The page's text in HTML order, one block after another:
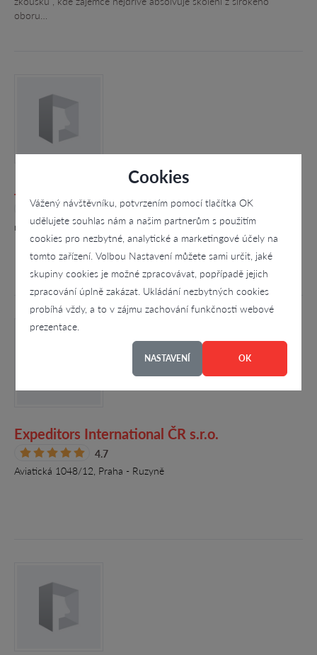
Cookies
Vážený návštěvníku, potvrzením pomocí tlačítka OK
udělujete souhlas nám a našim partnerům s použitím
cookies pro nezbytné, analytické a marketingové účely na
tomto zařízení. Volbou Nastavení můžete sami určit, jaké
skupiny cookies je možné zpracovávat, popřípadě jejich
zpracování úplně zakázat. Ukládání nezbytných cookies
probíhá vždy, a to v zájmu zachování funkčnosti webové
prezentace.
NASTAVENÍ OK
oboru…
Jiří Šufana
4.1
nám. Svobody 831/21, Jeseník - Jeseník
Expeditors International ČR s.r.o.
4.7
Aviatická 1048/12, Praha - Ruzyně